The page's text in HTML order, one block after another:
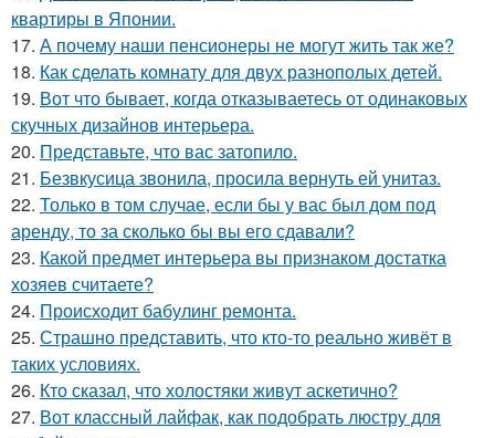
квартиры в Японии.
17. А почему наши пенсионеры не могут жить так же?
18. Как сделать комнату для двух разнополых детей.
19. Вот что бывает, когда отказываетесь от одинаковых
скучных дизайнов интерьера.
20. Представьте, что вас затопило.
21. Безвкусица звонила, просила вернуть ей унитаз.
22. Только в том случае, если бы у вас был дом под
аренду, то за сколько бы вы его сдавали?
23. Какой предмет интерьера вы признаком достатка
хозяев считаете?
24. Происходит бабулинг ремонта.
25. Страшно представить, что кто-то реально живёт в
таких условиях.
26. Кто сказал, что холостяки живут аскетично?
27. Вот классный лайфак, как подобрать люстру для